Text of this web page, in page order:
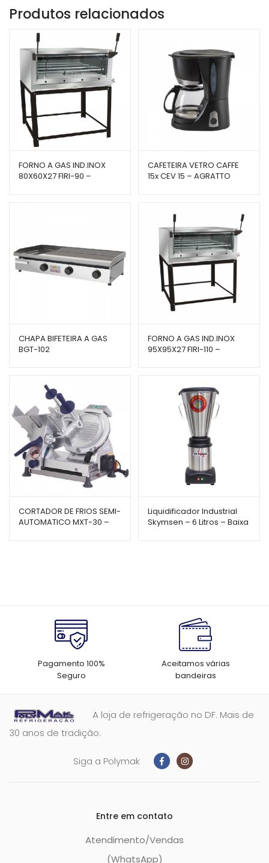
Produtos relacionados
FORNO A GAS IND.INOX
80X60X27 FIRI-90 –
CAFETEIRA VETRO CAFFE
15x CEV 15 – AGRATTO
CHAPA BIFETEIRA A GAS
BGT-102
FORNO A GAS IND.INOX
95X95X27 FIRI-110 –
CORTADOR DE FRIOS SEMI-
AUTOMATICO MXT-30 –
Liquidificador Industrial
Skymsen – 6 Litros – Baixa
Pagamento 100%
Seguro
Aceitamos várias
bandeiras
A loja de refrigeração no DF. Mais de
30 anos de tradição.
Siga a Polymak
Entre em contato
Atendimento/Vendas
(WhatsApp)